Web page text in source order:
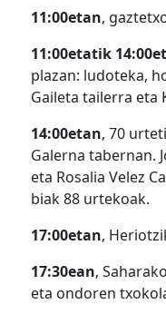
11:00etan,
11:00etatik
plazan: ludoteka,
Gaileta tailerra eta
14:00etan, 70
Galerna tabernan.
eta Rosalia Velez
biak 88 urtekoak.
17:00etan,
17:30ean,
eta ondoren